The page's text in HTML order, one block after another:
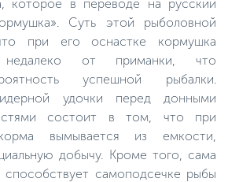
которое в переводе на русский
Суть этой рыболовной
при его оснастке кормушка
недалеко от приманки, что
успешной рыбалки.
удочки перед донными
состоит в том, что при
вымывается из емкости,
добычу. Кроме того, сама
самоподсечке рыбы